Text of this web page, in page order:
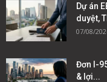
Dự án
duyệt,
07/08/
Đơn I-
& lợi...